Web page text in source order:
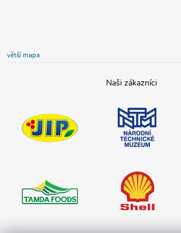
větší mapa
technické
muzeum
Teta drogerie